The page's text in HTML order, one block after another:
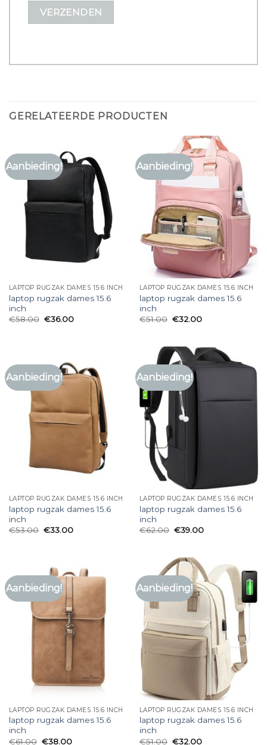
GERELATEERDE PRODUCTEN
Aanbieding!
LAPTOP RUGZAK DAMES 15.6 INCH
laptop rugzak dames 15.6
inch
€58.00 €36.00
Aanbieding!
LAPTOP RUGZAK DAMES 15.6 INCH
laptop rugzak dames 15.6
inch
€51.00 €32.00
Aanbieding!
LAPTOP RUGZAK DAMES 15.6 INCH
laptop rugzak dames 15.6
inch
€53.00 €33.00
Aanbieding!
LAPTOP RUGZAK DAMES 15.6 INCH
laptop rugzak dames 15.6
inch
€62.00 €39.00
Aanbieding!
LAPTOP RUGZAK DAMES 15.6 INCH
laptop rugzak dames 15.6
inch
€61.00 €38.00
Aanbieding!
LAPTOP RUGZAK DAMES 15.6 INCH
laptop rugzak dames 15.6
inch
€51.00 €32.00